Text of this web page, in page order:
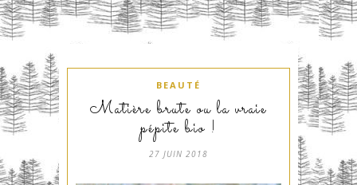
BEAUTÉ
Matière brute ou la vraie
pépite bio !
27 JUIN 2018